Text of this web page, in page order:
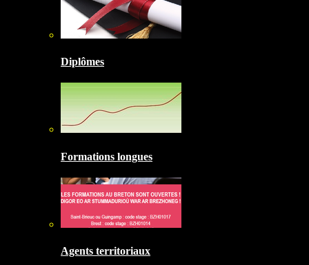
Diplômes
Formations longues
Agents territoriaux